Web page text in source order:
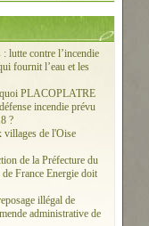
lutte contre l’incendie
fournit l’eau et les
PLACOPLATRE
incendie prévu
?
villages de l'Oise
de la Préfecture du
France Energie doit
illégal de
administrative de